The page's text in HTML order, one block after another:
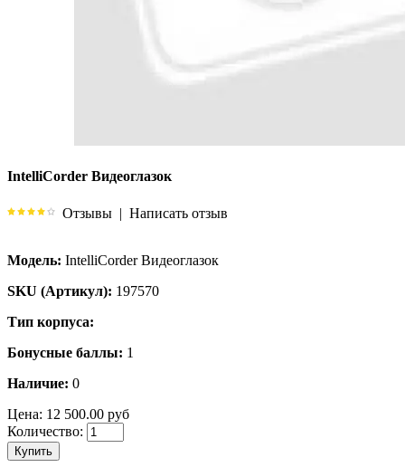
IntelliCorder Видеоглазок
Отзывы | Написать отзыв
Модель: IntelliCorder Видеоглазок
SKU (Артикул): 197570
Тип корпуса:
Бонусные баллы: 1
Наличие: 0
Цена: 12 500.00 руб
Количество:
Купить